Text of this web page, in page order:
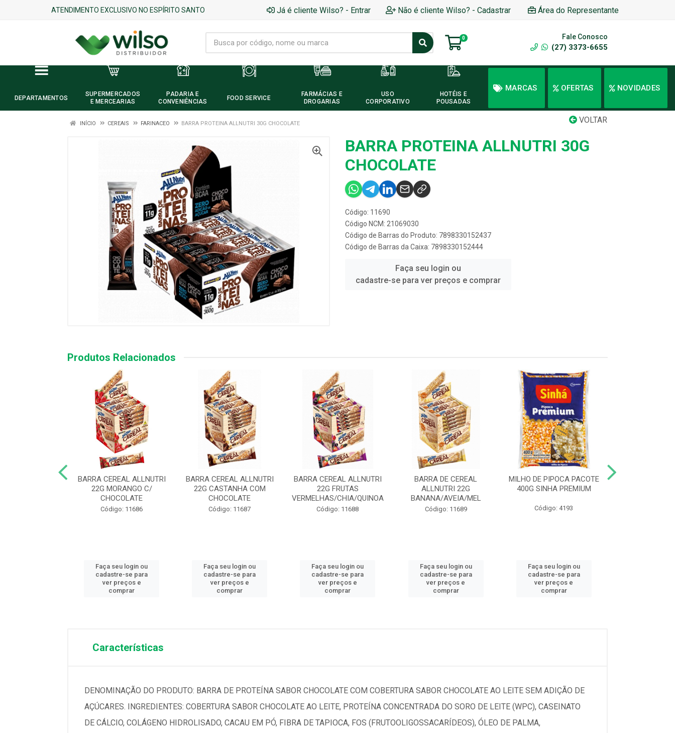
ATENDIMENTO EXCLUSIVO NO ESPÍRITO SANTO Já é cliente Wilso? - Entrar Não é cliente Wilso? - Cadastrar Área do Representante
0 Fale Conosco
(27) 3373-6655
DEPARTAMENTOS
SUPERMERCADOS
E MERCEARIAS
PADARIA E
CONVENIÊNCIAS
FOOD SERVICE
FARMÁCIAS E
DROGARIAS
USO
CORPORATIVO
HOTÉIS E
POUSADAS
MARCAS OFERTAS NOVIDADES
VOLTAR
INÍCIO CEREAIS FARINACEO BARRA PROTEINA ALLNUTRI 30G CHOCOLATE
BARRA PROTEINA ALLNUTRI 30G
CHOCOLATE
Código: 11690
Código NCM: 21069030
Código de Barras do Produto: 7898330152437
Código de Barras da Caixa: 7898330152444
Faça seu login ou
cadastre-se para ver preços e comprar
Produtos Relacionados
BARRA CEREAL ALLNUTRI
22G MORANGO C/
CHOCOLATE
Código: 11686
Faça seu login ou
cadastre-se para
ver preços e
comprar
BARRA CEREAL ALLNUTRI
22G CASTANHA COM
CHOCOLATE
Código: 11687
Faça seu login ou
cadastre-se para
ver preços e
comprar
BARRA CEREAL ALLNUTRI
22G FRUTAS
VERMELHAS/CHIA/QUINOA
Código: 11688
Faça seu login ou
cadastre-se para
ver preços e
comprar
BARRA DE CEREAL
ALLNUTRI 22G
BANANA/AVEIA/MEL
Código: 11689
Faça seu login ou
cadastre-se para
ver preços e
comprar
MILHO DE PIPOCA PACOTE
400G SINHA PREMIUM
Código: 4193
Faça seu login ou
cadastre-se para
ver preços e
comprar
Características
DENOMINAÇÃO DO PRODUTO: BARRA DE PROTEÍNA SABOR CHOCOLATE COM COBERTURA SABOR CHOCOLATE AO LEITE SEM ADIÇÃO DE
AÇÚCARES. INGREDIENTES: COBERTURA SABOR CHOCOLATE AO LEITE, PROTEÍNA CONCENTRADA DO SORO DE LEITE (WPC), CASEINATO
DE CÁLCIO, COLÁGENO HIDROLISADO, CACAU EM PÓ, FIBRA DE TAPIOCA, FOS (FRUTOOLIGOSSACARÍDEOS), ÓLEO DE PALMA,